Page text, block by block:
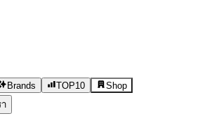
Brands TOP10
Shop